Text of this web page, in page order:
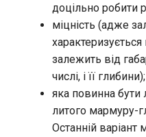
доцільно робити
міцність (адже
залежить від
числі, і її глибини);
яка повинна
литого мармуру-
Останній